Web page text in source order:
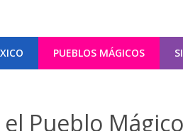
PUEBLOS MÁGICOS
el Pueblo